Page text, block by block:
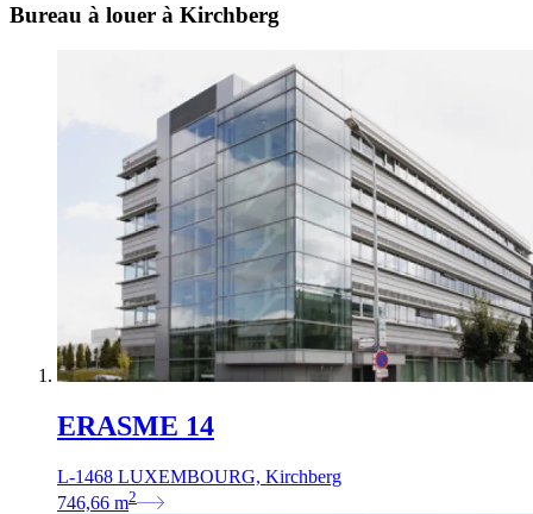
Bureau à louer à Kirchberg
ERASME 14
L-1468 LUXEMBOURG, Kirchberg
746,66 m2